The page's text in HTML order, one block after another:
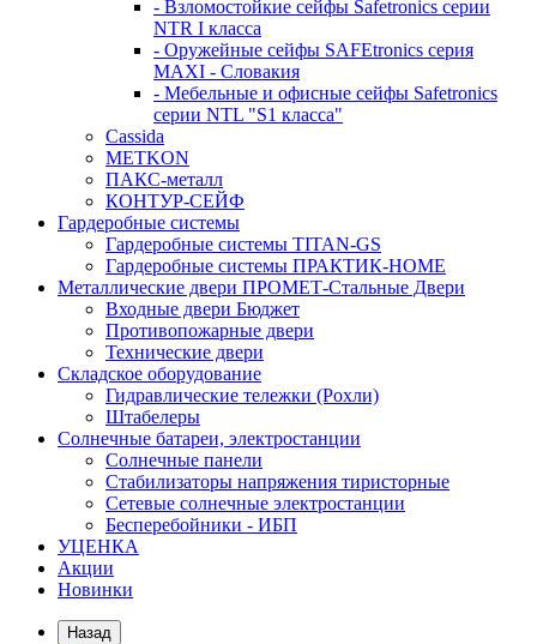
- Взломостойкие сейфы Safetronics серии
NTR I класса
- Оружейные сейфы SAFEtronics серия
MAXI - Словакия
- Мебельные и офисные сейфы Safetronics
серии NTL "S1 класса"
Cassida
METKON
ПАКС-металл
КОНТУР-СЕЙФ
Гардеробные системы
Гардеробные системы TITAN-GS
Гардеробные системы ПРАКТИК-HOME
Металлические двери ПРОМЕТ-Стальные Двери
Входные двери Бюджет
Противопожарные двери
Технические двери
Складское оборудование
Гидравлические тележки (Рохли)
Штабелеры
Солнечные батареи, электростанции
Солнечные панели
Стабилизаторы напряжения тиристорные
Сетевые солнечные электростанции
Бесперебойники - ИБП
УЦЕНКА
Акции
Новинки
Назад